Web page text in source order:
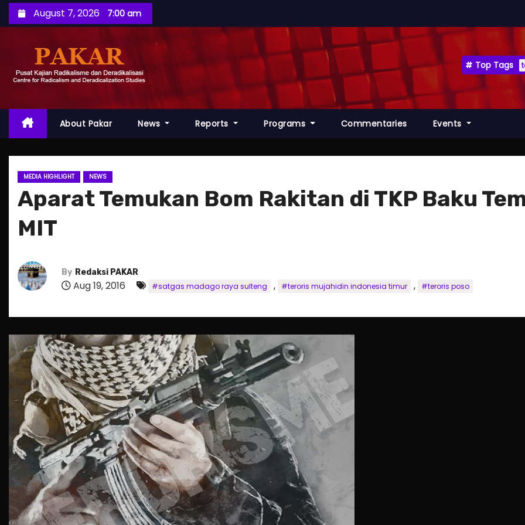
k
c
n
August 7, 2026 7:00 am
Top Tags
About Pakar News Reports Programs Commentaries Events
MEDIA HIGHLIGHT NEWS
Aparat Temukan Bom Rakitan di TKP Baku
MIT
By Redaksi PAKAR
Aug 19, 2016 #satgas madago raya sulteng , #teroris mujahidin indonesia timur , #teroris poso